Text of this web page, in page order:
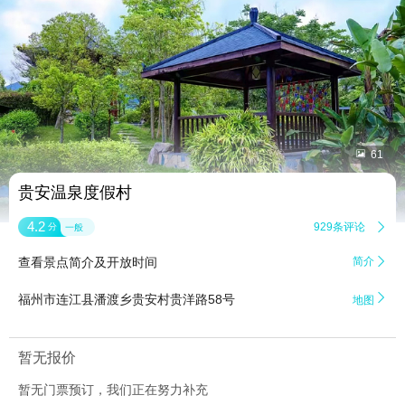
 61
贵安温泉度假村
4.2 分 一般 929条评论 
查看景点简介及开放时间 简介 
福州市连江县潘渡乡贵安村贵洋路58号 地图 
暂无报价
暂无门票预订，我们正在努力补充